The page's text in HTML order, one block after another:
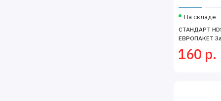
На складе
СТАНДАРТ
ЕВРОПАКЕТ
160 р.